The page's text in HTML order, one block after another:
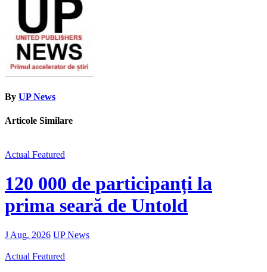
By UP News
Articole Similare
Actual Featured
120 000 de participanți la
prima seară de Untold
J Aug, 2026 UP News
Actual Featured